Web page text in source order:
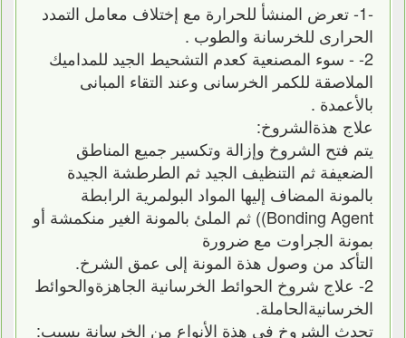
-1- تعرض المنشأ للحرارة مع إختلاف معامل التمدد
الحرارى للخرسانة والطوب .
2- - سوء المصنعية كعدم التشحيط الجيد للمداميك
الملاصقة للكمر الخرسانى وعند التقاء المبانى
بالأعمدة .
علاج هذةالشروخ:
يتم فتح الشروخ وإزالة وتكسير جميع المناطق
الضعيفة ثم التنظيف الجيد ثم الطرطشة الجيدة
بالمونة المضاف إليها المواد البولمرية الرابطة
Bonding Agent)) ثم الملئ بالمونة الغير منكمشة أو
بمونة الجراوت مع ضرورة
التأكد من وصول هذة المونة إلى عمق الشرخ.
2- علاج شروخ الحوائط الخرسانية الجاهزةوالحوائط
الخرسانيةالحاملة.
تحدث الشروخ فى هذة الأنواع من الخرسانة بسبب: